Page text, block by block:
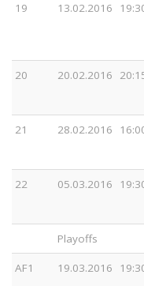
19 13.02.2016
20 20.02.2016
21 28.02.2016
22 05.03.2016
Playoffs
AF1 19.03.2016